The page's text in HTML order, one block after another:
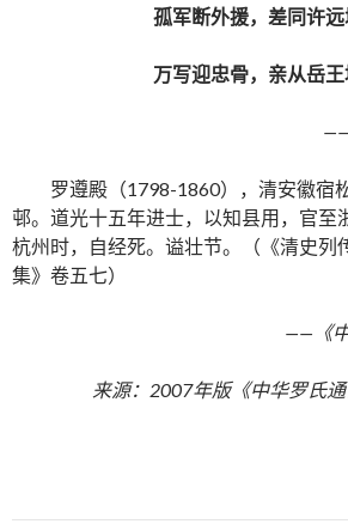
孤军断外援，差同许远
万写迎忠骨，亲从岳王
罗遵殿（1798-1860），清安徽宿
邨。道光十五年进士，以知县用，官至
杭州时，自经死。谥壮节。（《清史列
集》卷五七）
——《
来源：2007年版《中华罗氏